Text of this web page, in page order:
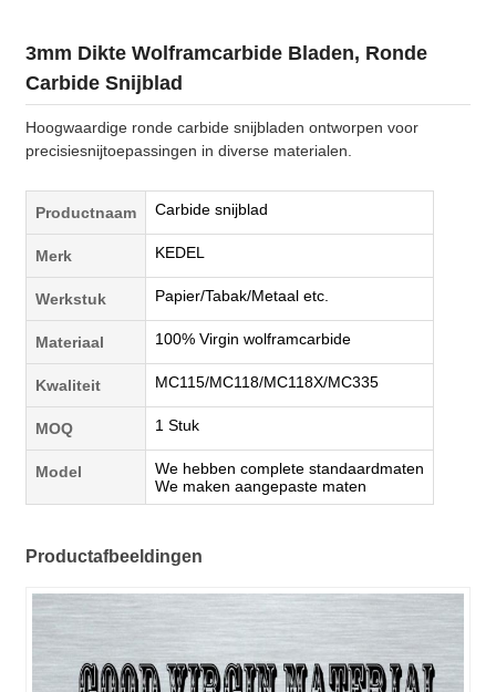
3mm Dikte Wolframcarbide Bladen, Ronde
Carbide Snijblad
Hoogwaardige ronde carbide snijbladen ontworpen voor
precisiesnijtoepassingen in diverse materialen.
Productnaam Carbide snijblad
Merk KEDEL
Werkstuk Papier/Tabak/Metaal etc.
Materiaal 100% Virgin wolframcarbide
Kwaliteit MC115/MC118/MC118X/MC335
MOQ 1 Stuk
Model
We hebben complete standaardmaten
We maken aangepaste maten
Productafbeeldingen